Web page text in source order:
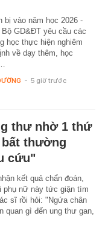
bị vào năm học 2026 -
Bộ GD&ĐT yêu cầu các
học thực hiện nghiêm
về dạy thêm, học
- 5 giờ trước
thư nhờ 1 thứ
thường
cứu"
kết quả chẩn đoán,
phụ nữ này tức giận tìm
sĩ rồi hỏi: "Ngứa chân
quan gì đến ung thư gan,